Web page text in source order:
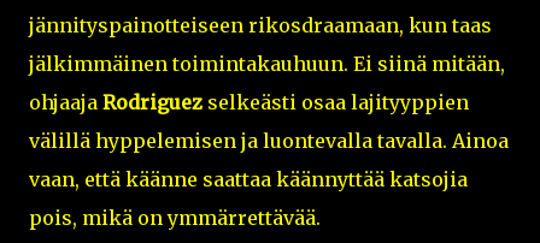
jännityspainotteiseen rikosdraamaan, kun taas
jälkimmäinen toimintakauhuun. Ei siinä mitään,
ohjaaja Rodriguez selkeästi osaa lajityyppien
välillä hyppelemisen ja luontevalla tavalla. Ainoa
vaan, että käänne saattaa käännyttää katsojia
pois, mikä on ymmärrettävää.